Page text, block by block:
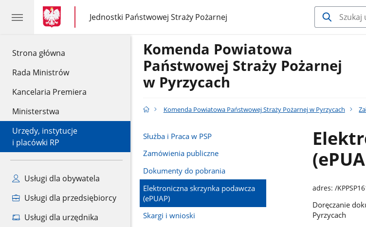
Strona główna
Rada Ministrów
Kancelaria Premiera
Ministerstwa
Urzędy, instytucje
i placówki RP
Usługi dla obywatela
Usługi dla przedsiębiorcy
Usługi dla urzędnika
gov.pl
gov.pl
Jednostki Państwowej Straży Pożarnej
gov.pl
Jednostki
Państwowej
Komenda Powiatowa
Państwowej Straży Pożarnej
w Pyrzycach
Komenda Powiatowa Państwowej Straży Pożarnej w Pyrzycach
Służba i Praca w PSP
Zamówienia publiczne
Dokumenty do pobrania
Elektroniczna skrzynka podawcza
(ePUAP)
Skargi i wnioski
adres: /
Doręczanie
Pyrzycach